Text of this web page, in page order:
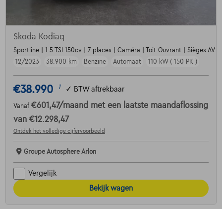
Skoda Kodiaq
Sportline | 1.5 TSI 150cv | 7 places | Caméra | Toit Ouvrant | Sièges AV
12/2023
38.900 km Benzine Automaat 110 kW ( 150 PK )
€38.990 1 ✓ BTW aftrekbaar
Vanaf €601,47/maand met een laatste maandaflossing
van €12.298,47
Ontdek het volledige cijfervoorbeeld
Groupe Autosphere Arlon
Vergelijk
Bekijk wagen